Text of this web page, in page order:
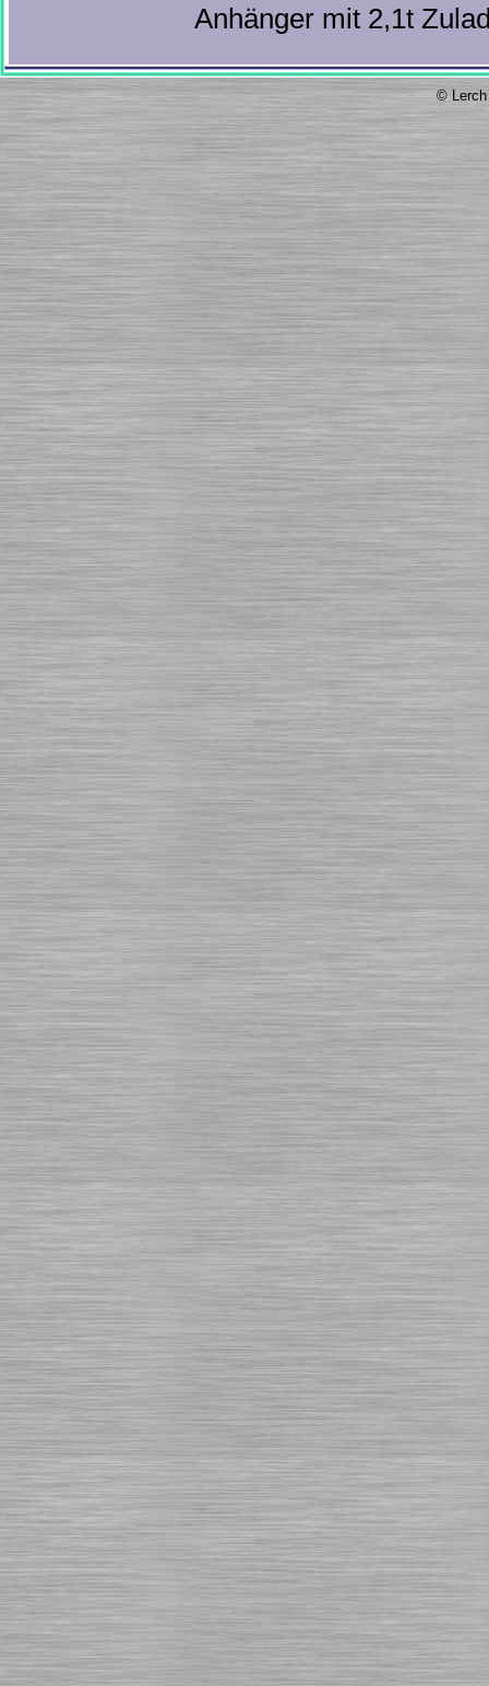
Anhänger mit 2,1t
©